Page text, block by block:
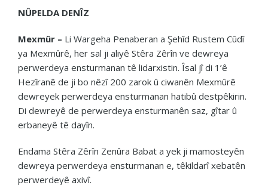
NÛPELDA DENÎZ
Mexmûr – Li Wargeha Penaberan a Şehîd Rustem Cûdî
ya Mexmûrê, her sal ji aliyê Stêra Zêrîn ve dewreya
perwerdeya ensturmanan tê lidarxistin. Îsal jî di 1’ê
Hezîranê de ji bo nêzî 200 zarok û ciwanên Mexmûrê
dewreyek perwerdeya ensturmanan hatibû destpêkirin.
Di dewreyê de perwerdeya ensturmanên saz, gîtar û
erbaneyê tê dayîn.
Endama Stêra Zêrîn Zenûra Babat a yek ji mamosteyên
dewreya perwerdeya ensturmanan e, têkildarî xebatên
perwerdeyê axivî.